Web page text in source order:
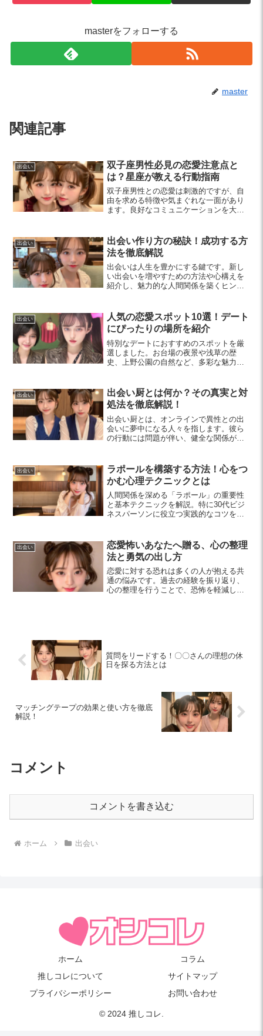
masterをフォローする
master
関連記事
出会い
双子座男性必見の恋愛注意点と
は？星座が教える行動指南
双子座男性との恋愛は刺激的ですが、自
由を求める特徴や気まぐれな一面があり
ます。良好なコミュニケーションを大切
出会い
出会い作り方の秘訣！成功する方
法を徹底解説
出会いは人生を豊かにする鍵です。新し
い出会いを増やすための方法や心構えを
紹介し、魅力的な人間関係を築くヒント
出会い
人気の恋愛スポット10選！デート
にぴったりの場所を紹介
特別なデートにおすすめのスポットを厳
選しました。お台場の夜景や浅草の歴
史、上野公園の自然など、多彩な魅力が
つかるかも！
出会い
出会い厨とは何か？その真実と対
処法を徹底解説！
出会い厨とは、オンラインで異性との出
会いに夢中になる人々を指します。彼ら
の行動には問題が伴い、健全な関係が築
良い出会いを実現する方法を紹介しま
す。
出会い
ラポールを構築する方法！心をつ
かむ心理テクニックとは
人間関係を深める「ラポール」の重要性
と基本テクニックを解説。特に30代ビジ
ネスパーソンに役立つ実践的なコツを紹
出会い
恋愛怖いあなたへ贈る、心の整理
法と勇気の出し方
恋愛に対する恐れは多くの人が抱える共
通の悩みです。過去の経験を振り返り、
心の整理を行うことで、恐怖を軽減し、
質問をリードする！〇〇さんの理想の休
日を探る方法とは
マッチングテープの効果と使い方を徹底
解説！
コメント
コメントを書き込む
ホーム 出会い
ホーム
コラム
推しコレについて
サイトマップ
プライバシーポリシー
お問い合わせ
© 2024 推しコレ.